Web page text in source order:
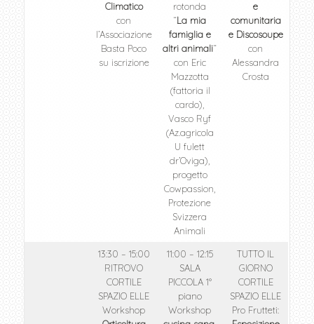
Climatico
con
l’Associazione
Basta Poco
su iscrizione
rotonda
“La mia
famiglia e
altri animali“
con Eric
Mazzotta
(fattoria il
cardo),
Vasco Ryf
(Az.agricola
U fulett
dr’Oviga),
progetto
Cowpassion,
Protezione
Svizzera
Animali
e
comunitaria
e Discosoupe
con
Alessandra
Crosta
13:30 – 15:00
RITROVO
CORTILE
SPAZIO ELLE
Workshop
11:00 – 12:15
SALA
PICCOLA 1°
piano
Workshop
TUTTO IL
GIORNO
CORTILE
SPAZIO ELLE
Pro Frutteti: